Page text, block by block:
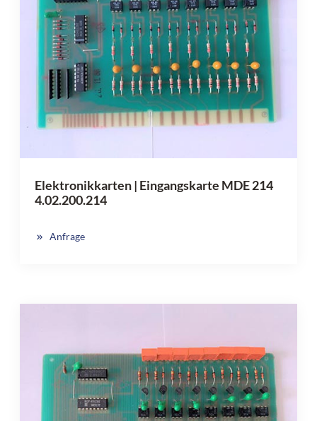
Elektronikkarten | Eingangskarte MDE 214
4.02.200.214
Anfrage